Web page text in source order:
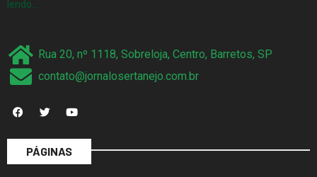
lendo…
Rua 20, nº 1118, Sobreloja, Centro, Barretos, SP
contato@jornalosertanejo.com.br
PÁGINAS